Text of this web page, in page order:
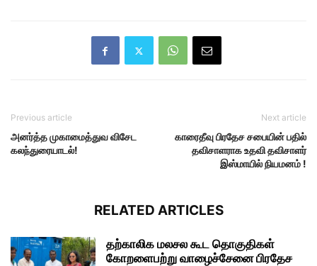
Previous article
அனர்த்த முகாமைத்துவ விசேட
கலந்துரையாடல்!
Next article
காரைதீவு பிரதேச சபையின் பதில்
தவிசாளராக உதவி தவிசாளர்
இஸ்மாயில் நியமனம் !
RELATED ARTICLES
தற்காலிக மலசல கூட தொகுதிகள்
கோறளைபற்று வாழைச்சேனை பிரதேச